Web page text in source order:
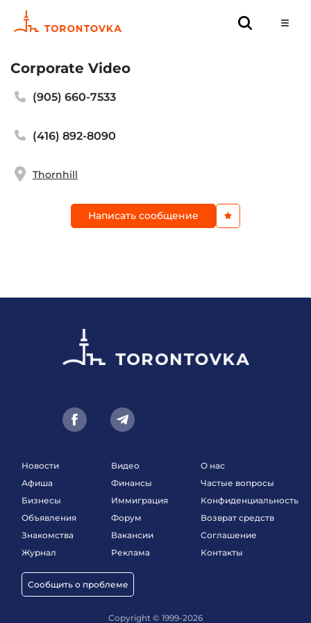
Corporate Video
(905) 660-7533
(416) 892-8090
Thornhill
Написать сообщение
Новости
Афиша
Бизнесы
Объявления
Знакомства
Журнал
Сообщить о проблеме
Видео
Финансы
Иммиграция
Форум
Вакансии
Реклама
О нас
Частые вопросы
Конфиденциальность
Возврат средств
Соглашение
Контакты
Copyright © 1999-2026